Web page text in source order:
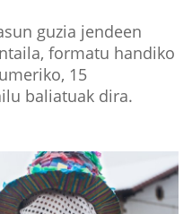
guzia jendeen
formatu handiko
15
baliatuak dira.